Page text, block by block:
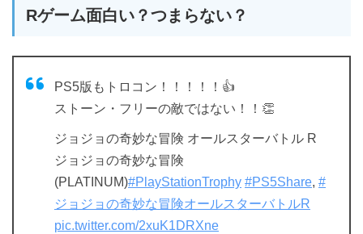
Rゲーム面白い？つまらない？
PS5版もトロコン！！！！！👍
ストーン・フリーの敵ではない！！👏
ジョジョの奇妙な冒険 オールスターバトル R
ジョジョの奇妙な冒険
(PLATINUM)#PlayStationTrophy #PS5Share, #
ジョジョの奇妙な冒険オールスターバトルR
pic.twitter.com/2xuK1DRXne